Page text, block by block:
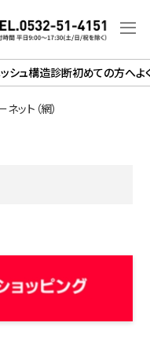
シュ構造診断初めての方へよ
ネット（網）